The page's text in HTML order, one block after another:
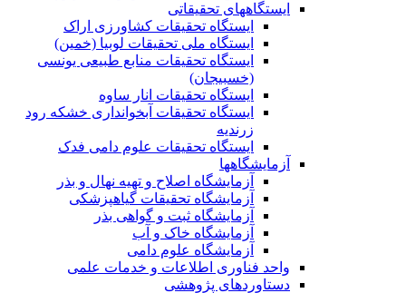
ایستگاههای تحقیقاتی
ایستگاه تحقیقات کشاورزی اراک
ایستگاه ملی تحقیقات لوبیا (خمین)
ایستگاه تحقیقات منابع طبیعی یونسی
(خسبیجان)
ایستگاه تحقیقات انار ساوه
ایستگاه تحقیقات آبخوانداری خشکه رود
زرندیه
ایستگاه تحقیقات علوم دامی فدک
آزمایشگاهها
آزمایشگاه اصلاح و تهیه نهال و بذر
آزمایشگاه تحقیقات گیاهپزشکی
آزمایشگاه ثبت و گواهی بذر
آزمایشگاه خاک و آب
آزمایشگاه علوم دامی
واحد فناوری اطلاعات و خدمات علمی
دستاوردهای پژوهشی